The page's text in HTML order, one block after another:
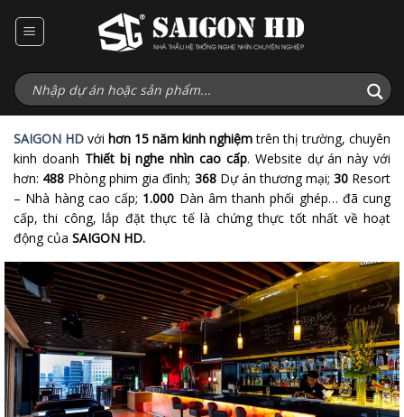
qua
dung
SAIGON HD với hơn 15 năm kinh nghiệmtrên thị trường, chuyên
kinh doanh Thiết bị nghe nhìn cao cấp. Website dự án này với
hơn: 488 Phòng phim gia đình; 368Dự án thương mại; 30Resort
– Nhà hàng cao cấp; 1.000 Dàn âm thanh phối ghép… đã cung
cấp, thi công, lắp đặt thực tế là chứng thực tốt nhất về hoạt
động của SAIGON HD.